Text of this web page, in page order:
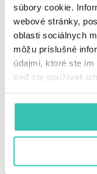
súbory cookie.
webové stránky,
oblasti sociálnych
môžu príslušné
údajmi, ktoré ste
keď ste používali
vnímaní
sledujete
Vzpriamená
nebudú mať
Nosítedioptrické
na 3D obraz nie
použiť kontaktné